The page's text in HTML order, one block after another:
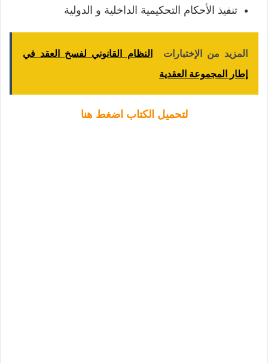
تنفيذ الأحكام التحكيمية الداخلية و الدولية
المزيد من الإختبارات
النظام القانوني لفسخ العقد في
إطار المجموعة العقدية
لتحميل الكتاب اضغط هنا